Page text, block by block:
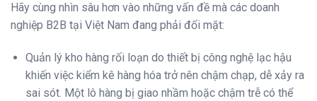
Hãy cùng nhìn sâu hơn vào những vấn đề mà các doanh
nghiệp B2B tại Việt Nam đang phải đối mặt:
Quản lý kho hàng rối loạn do thiết bị công nghệ lạc hậu
khiến việc kiểm kê hàng hóa trở nên chậm chạp, dễ xảy ra
sai sót. Một lô hàng bị giao nhầm hoặc chậm trễ có thể